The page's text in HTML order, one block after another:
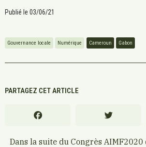
Publié le 03/06/21
Gouvernance locale Numérique Cameroun Gabon
PARTAGEZ CET ARTICLE
Dans la suite du Congrès